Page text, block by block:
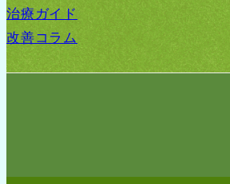
治療ガイド
改善コラム